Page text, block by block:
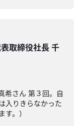
取締役社長 千
希さん 第３回。自
入りきらなかった
。）